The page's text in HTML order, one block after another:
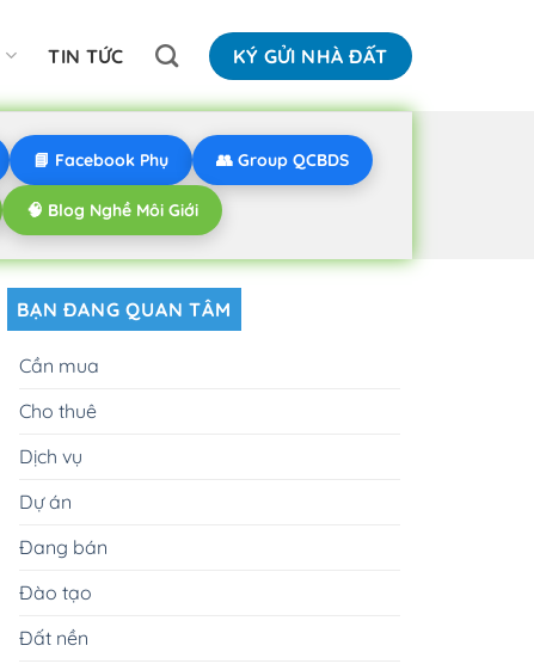
TIN TỨC KÝ GỬI NHÀ ĐẤT
📘 Facebook Phụ 👥 Group QCBDS
🧠 Blog Nghề Môi Giới
BẠN ĐANG QUAN TÂM
Cần mua
Cho thuê
Dịch vụ
Dự án
Đang bán
Đào tạo
Đất nền